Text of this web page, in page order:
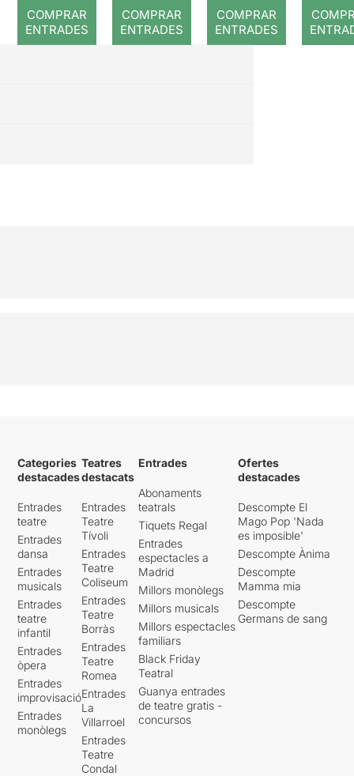
COMPRAR
ENTRADES
COMPRAR
ENTRADES
nit amb
COMPRAR
ENTRADES
Categories
destacades
Entrades
teatre
Entrades
dansa
Entrades
musicals
Entrades
teatre
infantil
Entrades
òpera
Entrades
improvisació
Entrades
monòlegs
Teatres
destacats
Entrades
Teatre
Tívoli
Entrades
Teatre
Coliseum
Entrades
Teatre
Borràs
Entrades
Teatre
Romea
Entrades
La
Villarroel
Entrades
Teatre
Condal
Entrades
Abonaments
teatrals
Tiquets Regal
Entrades
espectacles a
Madrid
Millors monòlegs
Millors musicals
Millors espectacles
familiars
Black Friday
Teatral
Guanya entrades
de teatre gratis -
concursos
Ofertes
destacades
Descompte El
Mago Pop 'Nada
es imposible'
Descompte Ànima
Descompte
Mamma mia
Descompte
Germans de sang